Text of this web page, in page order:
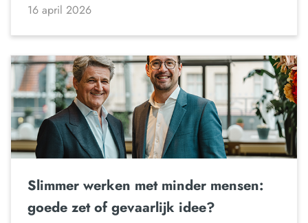
16 april 2026
Slimmer werken met minder mensen:
goede zet of gevaarlijk idee?